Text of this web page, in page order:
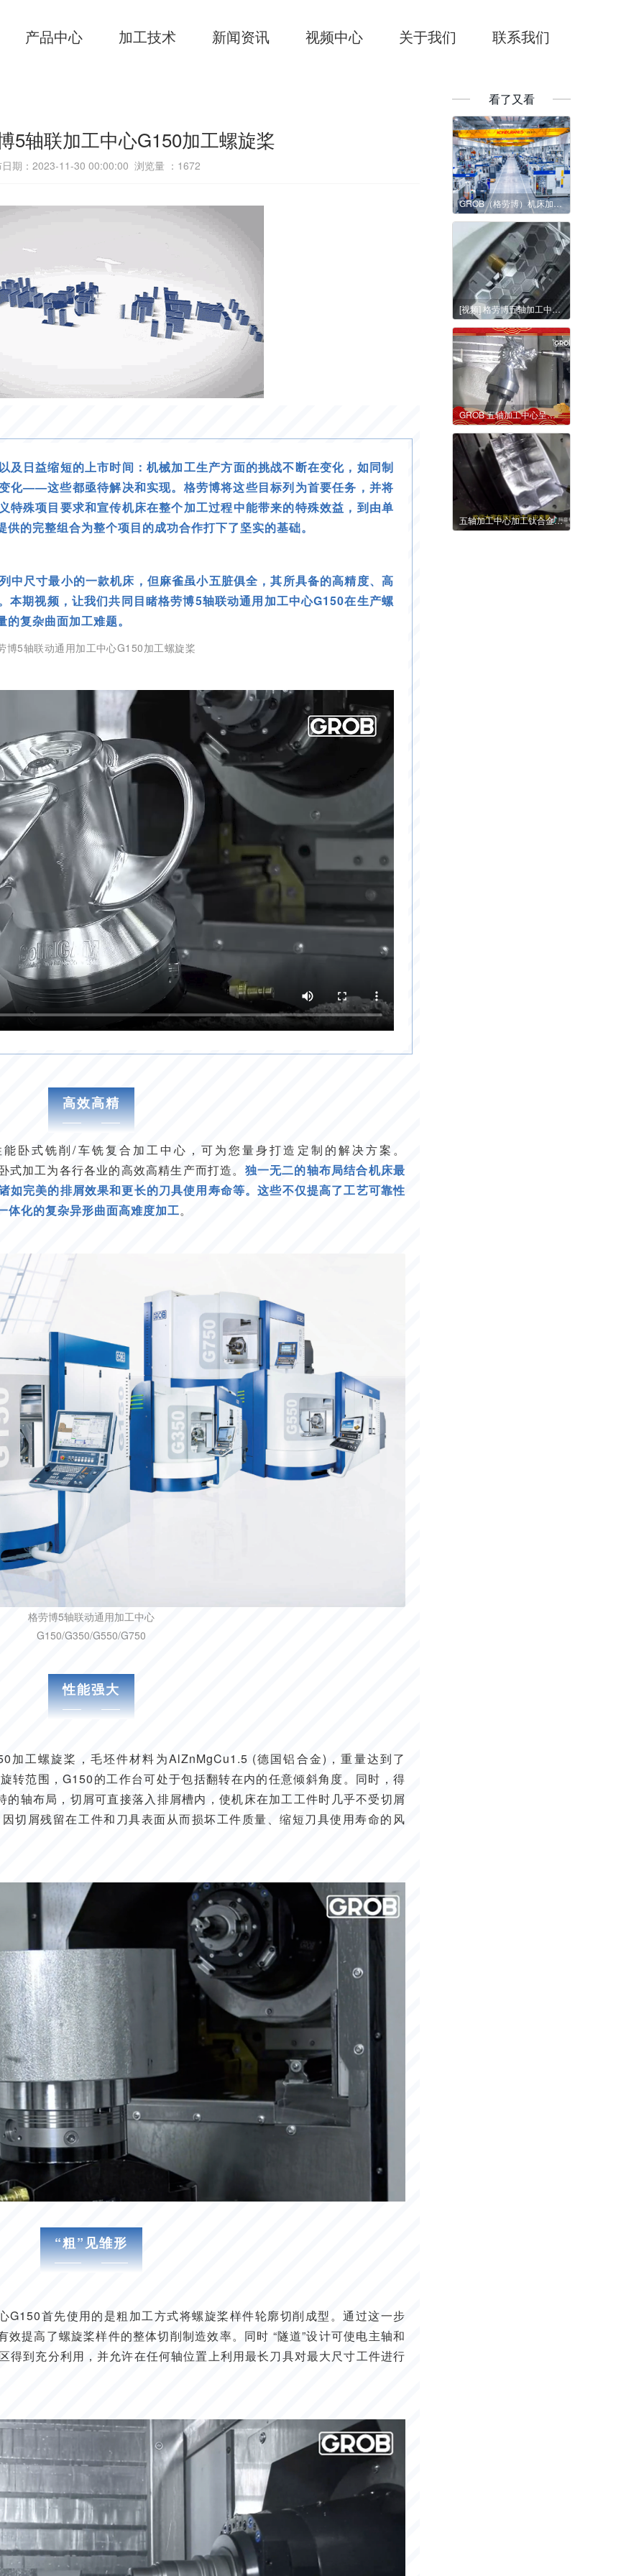
产品中心 加工技术 新闻资讯 视频中心 关于我们 联系我们
5轴联加工中心G150加工螺旋桨
期：2023-11-30 00:00:00 浏览量 ： 1672
及日益缩短的上市时间：机械加工生产方面的挑战不断在变化，如同制
化——这些都亟待解决和实现。格劳博将这些目标列为首要任务，并将
特殊项目要求和宣传机床在整个加工过程中能带来的特殊效益，到由单
的完整组合为整个项目的成功合作打下了坚实的基础。
中尺寸最小的一款机床，但麻雀虽小五脏俱全，其所具备的高精度、高
本期视频，让我们共同目睹格劳博5轴联动通用加工中心G150在生产螺
复杂曲面加工难题。
博5轴联动通用加工中心G150加工螺旋桨
高效高精
卧式铣削/车铣复合加工中心，可为您量身打造定制的解决方案。
加工为各行各业的高效高精生产而打造。 独一无二的轴布局结合机床最
完美的排屑效果和更长的刀具使用寿命等。这些不仅提高了工艺可靠性
体化的复杂异形曲面高难度加工。
格劳博5轴联动通用加工中心
G150/G350/G550/G750
性能强大
加工螺旋桨，毛坯件材料为AlZnMgCu1.5 (德国铝合金)，重量达到了
转范围，G150的工作台可处于包括翻转在内的任意倾斜角度。同时，得
轴布局，切屑可直接落入排屑槽内，使机床在加工工件时几乎不受切屑
屑残留在工件和刀具表面从而损坏工件质量、缩短刀具使用寿命的风
“粗”见雏形
G150首先使用的是粗加工方式将螺旋桨样件轮廓切削成型。通过这一步
提高了螺旋桨样件的整体切削制造效率。同时 “隧道”设计可使电主轴和
得到充分利用，并允许在任何轴位置上利用最长刀具对最大尺寸工件进行
看了又看
GROB（格劳博）机床加工床身本体都这么震撼！
[视频] 格劳博五轴加工中心G150加工反光镜
GROB 五轴加工中心呈现龙首
五轴加工中心加工钛合金要点